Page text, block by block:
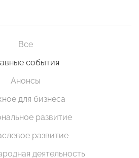
Все
события
Анонсы
для бизнеса
развитие
развитие
деятельность